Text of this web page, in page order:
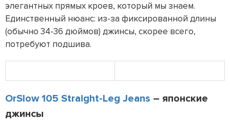
элегантных прямых кроев, который мы знаем.
Единственный нюанс: из-за фиксированной длины
(обычно 34-36 дюймов) джинсы, скорее всего,
потребуют подшива.
OrSlow 105 Straight-Leg Jeans – японские
джинсы